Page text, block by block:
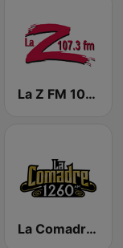
La Z FM 107.3
La Comadre 1260 AM